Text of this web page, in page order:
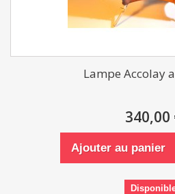
Lampe Accolay
340,00
Ajouter au panier